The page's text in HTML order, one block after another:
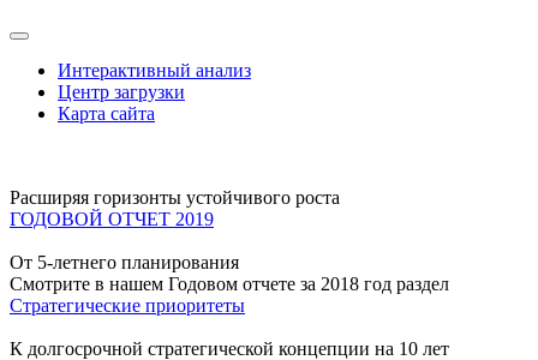
Интерактивный анализ
Центр загрузки
Карта сайта
Расширяя горизонты устойчивого роста
ГОДОВОЙ ОТЧЕТ 2019
От 5-летнего планирования
Смотрите в нашем Годовом отчете за 2018 год раздел
Стратегические приоритеты
К долгосрочной стратегической концепции на 10 лет